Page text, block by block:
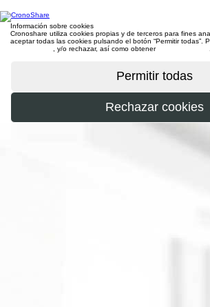
Información sobre cookies
Cronoshare utiliza cookies propias y de terceros para fines
aceptar todas las cookies pulsando el botón “Permitir todas”.
, y/o rechazar, así como obtener